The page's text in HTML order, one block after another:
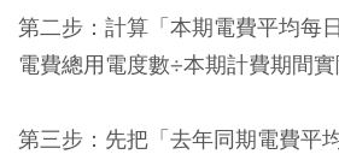
第二步：計算「本期電費平均每
電費總用電度數÷本期計費期間
第三步：先把「去年同期電費平